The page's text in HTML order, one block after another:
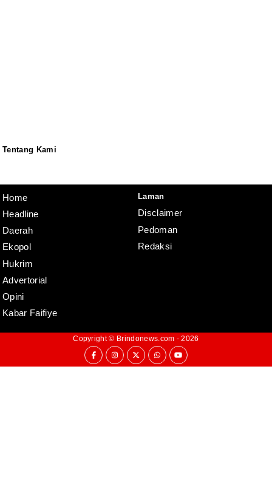
Tentang Kami
Home
Headline
Daerah
Ekopol
Hukrim
Advertorial
Opini
Kabar Faifiye
Laman
Disclaimer
Pedoman
Redaksi
Copyright © Brindonews.com - 2026